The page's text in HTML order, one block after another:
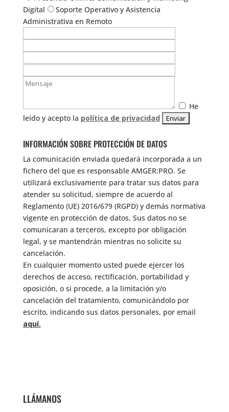
Digital
Soporte Operativo y Asistencia
Administrativa en Remoto
He
leído y acepto la política de privacidad
INFORMACIÓN SOBRE PROTECCIÓN DE DATOS
La comunicación enviada quedará incorporada a un
fichero del que es responsable AMGER:PRO. Se
utilizará exclusivamente para tratar sus datos para
atender su solicitud, siempre de acuerdo al
Reglamento (UE) 2016/679 (RGPD) y demás normativa
vigente en protección de datos. Sus datos no se
comunicaran a terceros, excepto por obligación
legal, y se mantendrán mientras no solicite su
cancelación.
En cualquier momento usted puede ejercer los
derechos de acceso, rectificación, portabilidad y
oposición, o si procede, a la limitación y/o
cancelación del tratamiento, comunicándolo por
escrito, indicando sus datos personales, por email
aquí.
LLÁMANOS